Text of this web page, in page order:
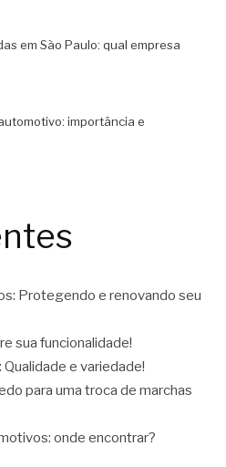
em São Paulo: qual empresa
importância e
Protegendo e renovando seu
sua funcionalidade!
e variedade!
para uma troca de marchas
onde encontrar?